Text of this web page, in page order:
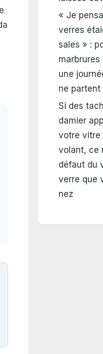
« Je
verres
sales » :
marbrures
une
ne partent
Si des
damier
votre vitre
volant, ce
défaut du
verre que
nez